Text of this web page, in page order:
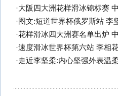
·大阪四大洲花样滑冰锦标赛
· 图文:短道世界杯俄罗斯站 李
·花样滑冰四大洲赛名单出炉
·速度滑冰世界杯第六站 李相
·走近李坚柔:内心坚强外表温